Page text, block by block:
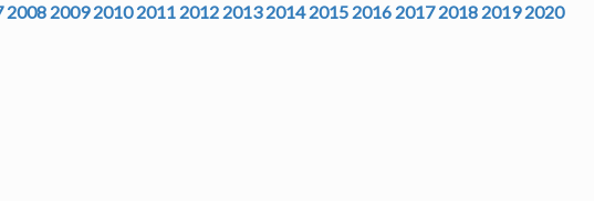
2008 2009 2010 2011 2012 2013 2014 2015 2016 2017 2018 2019 2020